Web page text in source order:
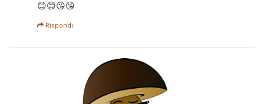
😊😊😘😘
Rispondi